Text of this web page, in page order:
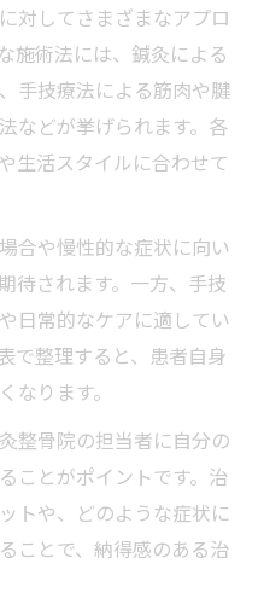
や立地比較
力を比較する
骨院の探し方
改善の具体的な方法
炎の主な施術法
立つセルフケア指導
鍼灸整骨院の施術
院活用のコツ
期回復を目指す秘訣
を続けるコツ
ェックリスト
きる通院術
いポイントまとめ
対してさまざまなアプロ
施術法には、鍼灸による
手技療法による筋肉や腱
などが挙げられます。各
生活スタイルに合わせて
合や慢性的な症状に向い
待されます。一方、手技
日常的なケアに適してい
で整理すると、患者自身
なります。
整骨院の担当者に自分の
ことがポイントです。治
トや、どのような症状に
ことで、納得感のある治